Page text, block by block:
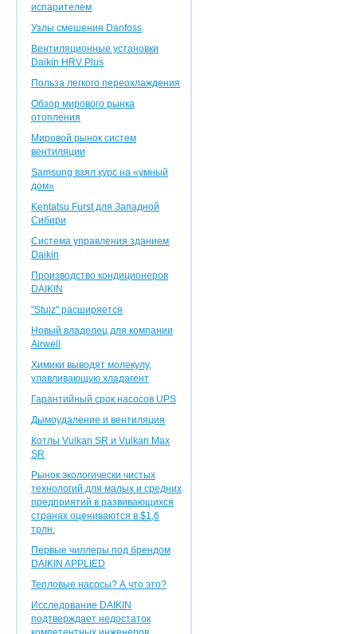
испарителем
Узлы смешения Danfoss
Вентиляционные установки
Daikin HRV Plus
Польза легкого переохлаждения
Обзор мирового рынка
отопления
Мировой рынок систем
вентиляции
Samsung взял курс на «умный
дом»
Kentatsu Furst для Западной
Сибири
Система управления зданием
Daikin
Производство кондиционеров
DAIKIN
"Stulz" расширяется
Новый владелец для компании
Airwell
Химики выводят молекулу,
улавливающую хладагент
Гарантийный срок насосов UPS
Дымоудаление и вентиляция
Котлы Vulkan SR и Vulkan Max
SR
Рынок экологически чистых
технологий для малых и средних
предприятий в развивающихся
странах оцениваются в $1,6
трлн.
Первые чиллеры под брендом
DAIKIN APPLIED
Тепловые насосы? А что это?
Исследование DAIKIN
подтверждает недостаток